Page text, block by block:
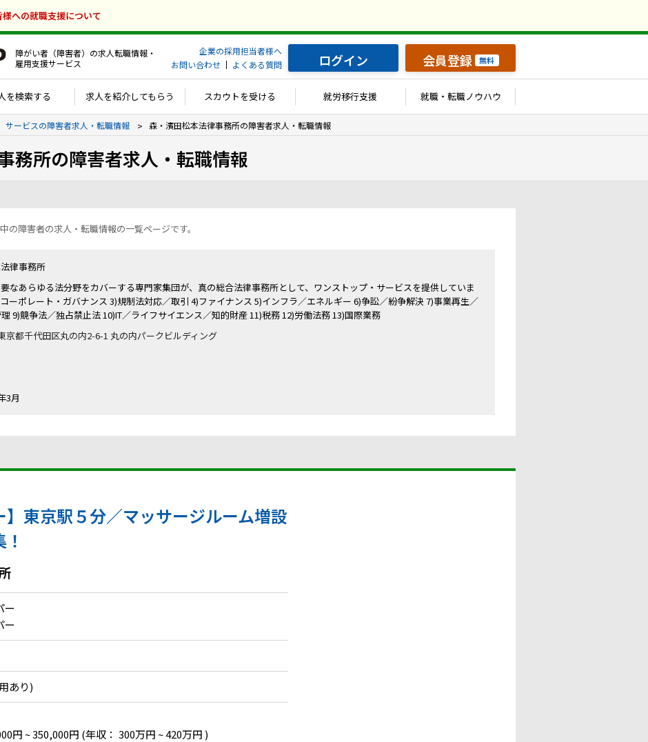
への就職支援について
障がい者（障害者）の求人転職情報・
雇用支援サービス
企業の採用担当者様へ
お問い合わせ
よくある質問 ログイン 会員登録 無料
を検索する 求人を紹介してもらう スカウトを受ける 就労移行支援 就職・転職ノウハウ
サービスの障害者求人・転職情報 森・濱田松本法律事務所の障害者求人・転職情報
務所の障害者求人・転職情報
の障害者の求人・転職情報の一覧ページです。
律事務所
なあらゆる法分野をカバーする専門家集団が、真の総合法律事務所として、ワンストップ・サービスを提供していま
ーポレート・ガバナンス 3)規制法対応／取引 4)ファイナンス 5)インフラ／エネルギー 6)争訟／紛争解決 7)事業再生／
9)競争法／独占禁止法 10)IT／ライフサイエンス／知的財産 11)税務 12)労働法務 13)国際業務
京都千代田区丸の内2-6-1 丸の内パークビルディング
3月
】東京駅５分／マッサージルーム増設
ー
ー
あり)
円 ~ 350,000円 (年収： 300万円 ~ 420万円 )